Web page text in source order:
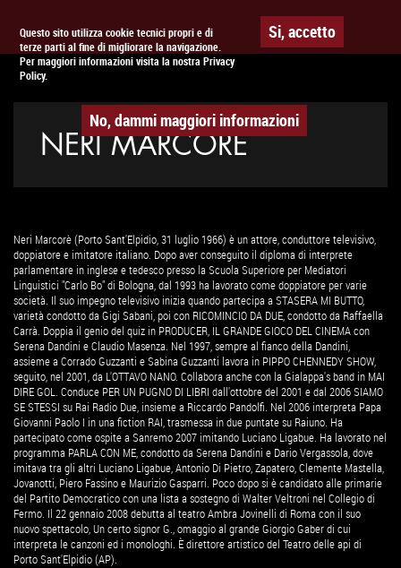
Questo sito utilizza cookie tecnici propri e di
terze parti al fine di migliorare la navigazione.
Per maggiori informazioni visita la nostra Privacy
Policy.
Si, accetto
No, dammi maggiori informazioni
APPUNTAMENTO AL CINEMA
NERI MARCORÈ
Neri Marcorè (Porto Sant'Elpidio, 31 luglio 1966) è un attore, conduttore televisivo,
doppiatore e imitatore italiano. Dopo aver conseguito il diploma di interprete
parlamentare in inglese e tedesco presso la Scuola Superiore per Mediatori
Linguistici "Carlo Bo" di Bologna, dal 1993 ha lavorato come doppiatore per varie
società. Il suo impegno televisivo inizia quando partecipa a STASERA MI BUTTO,
varietà condotto da Gigi Sabani, poi con RICOMINCIO DA DUE, condotto da Raffaella
Carrà. Doppia il genio del quiz in PRODUCER, IL GRANDE GIOCO DEL CINEMA con
Serena Dandini e Claudio Masenza. Nel 1997, sempre al fianco della Dandini,
assieme a Corrado Guzzanti e Sabina Guzzanti lavora in PIPPO CHENNEDY SHOW,
seguito, nel 2001, da L'OTTAVO NANO. Collabora anche con la Gialappa's band in MAI
DIRE GOL. Conduce PER UN PUGNO DI LIBRI dall'ottobre del 2001 e dal 2006 SIAMO
SE STESSI su Rai Radio Due, insieme a Riccardo Pandolfi. Nel 2006 interpreta Papa
Giovanni Paolo I in una fiction RAI, trasmessa in due puntate su Raiuno. Ha
partecipato come ospite a Sanremo 2007 imitando Luciano Ligabue. Ha lavorato nel
programma PARLA CON ME, condotto da Serena Dandini e Dario Vergassola, dove
imitava tra gli altri Luciano Ligabue, Antonio Di Pietro, Zapatero, Clemente Mastella,
Jovanotti, Piero Fassino e Maurizio Gasparri. Poco dopo si è candidato alle primarie
del Partito Democratico con una lista a sostegno di Walter Veltroni nel Collegio di
Fermo. Il 22 gennaio 2008 debutta al teatro Ambra Jovinelli di Roma con il suo
nuovo spettacolo, Un certo signor G., omaggio al grande Giorgio Gaber di cui
interpreta le canzoni ed i monologhi. È direttore artistico del Teatro delle api di
Porto Sant'Elpidio (AP).